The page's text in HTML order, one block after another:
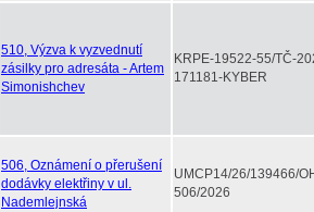
510, Výzva k vyzvednutí
zásilky pro adresáta - Artem
Simonishchev
KRPE-19522-55/TČ-
171181-KYBER
506, Oznámení o přerušení
dodávky elektřiny v ul.
Nademlejnská
UMCP14/26/139466/
506/2026